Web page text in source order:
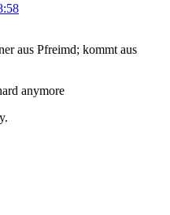
aus Pfreimd; kommt aus
anymore